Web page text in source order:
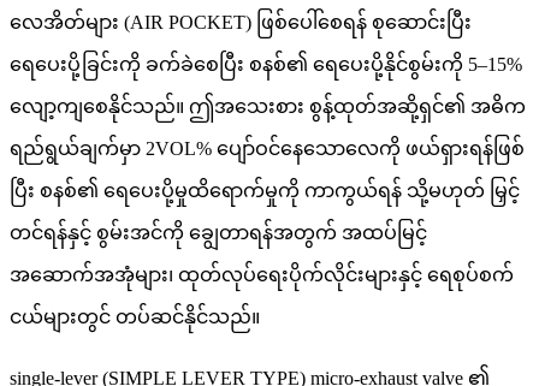
လေအိတ်များ (AIR POCKET) ဖြစ်ပေါ်စေရန် စုဆောင်းပြီး
ရေပေးပို့ခြင်းကို ခက်ခဲစေပြီး စနစ်၏ ရေပေးပို့နိုင်စွမ်းကို 5–15%
လျော့ကျစေနိုင်သည်။ ဤအသေးစား စွန့်ထုတ်အဆို့ရှင်၏ အဓိက
ရည်ရွယ်ချက်မှာ 2VOL% ပျော်ဝင်နေသောလေကို ဖယ်ရှားရန်ဖြစ်
ပြီး စနစ်၏ ရေပေးပို့မှုထိရောက်မှုကို ကာကွယ်ရန် သို့မဟုတ် မြှင့်
တင်ရန်နှင့် စွမ်းအင်ကို ချွေတာရန်အတွက် အထပ်မြင့်
အဆောက်အအုံများ၊ ထုတ်လုပ်ရေးပိုက်လိုင်းများနှင့် ရေစုပ်စက်
ငယ်များတွင် တပ်ဆင်နိုင်သည်။
single-lever (SIMPLE LEVER TYPE) micro-exhaust valve ၏